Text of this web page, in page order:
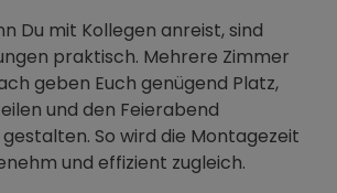
Du mit Kollegen anreist, sind
praktisch. Mehrere Zimmer
geben Euch genügend Platz,
und den Feierabend
So wird die Montagezeit
und effizient zugleich.